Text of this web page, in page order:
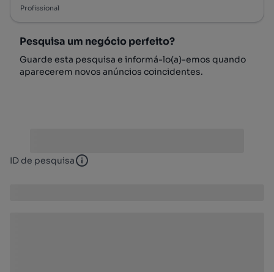
Profissional
Pesquisa um negócio perfeito?
Guarde esta pesquisa e informá-lo(a)-emos quando
aparecerem novos anúncios coincidentes.
ID de pesquisa ID de pesquisa